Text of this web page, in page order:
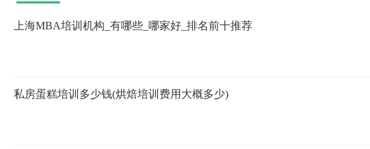
上海MBA培训机构_有哪些_哪家好_排名前十推荐
私房蛋糕培训多少钱(烘焙培训费用大概多少)